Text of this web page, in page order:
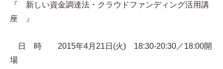
『 新しい資金調達法・クラウドファンディング活用講
座 』
日 時 2015年4月21日(火) 18:30-20:30／18:00開
場